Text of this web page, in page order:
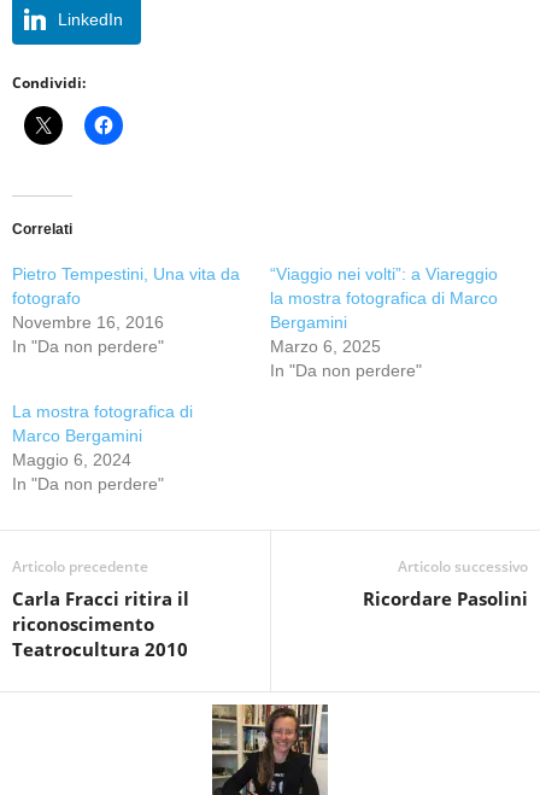
LinkedIn
Condividi:
Correlati
Pietro Tempestini, Una vita da
fotografo
Novembre 16, 2016
In "Da non perdere"
“Viaggio nei volti”: a Viareggio
la mostra fotografica di Marco
Bergamini
Marzo 6, 2025
In "Da non perdere"
La mostra fotografica di
Marco Bergamini
Maggio 6, 2024
In "Da non perdere"
Articolo precedente
Carla Fracci ritira il
riconoscimento
Teatrocultura 2010
Articolo successivo
Ricordare Pasolini